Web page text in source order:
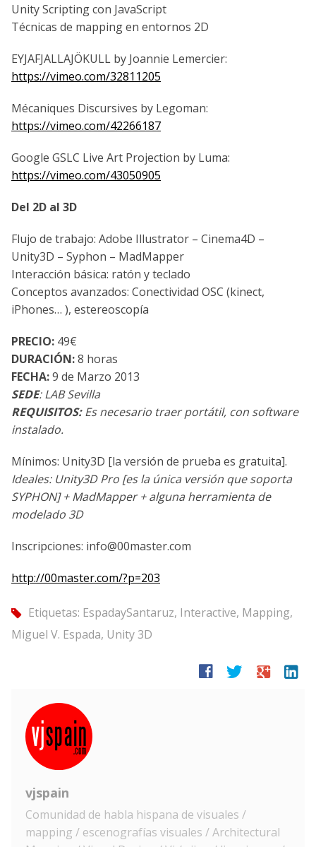
Unity Scripting con JavaScript
Técnicas de mapping en entornos 2D
EYJAFJALLAJÖKULL by Joannie Lemercier:
https://vimeo.com/32811205
Mécaniques Discursives by Legoman:
https://vimeo.com/42266187
Google GSLC Live Art Projection by Luma:
https://vimeo.com/43050905
Del 2D al 3D
Flujo de trabajo: Adobe Illustrator – Cinema4D –
Unity3D – Syphon – MadMapper
Interacción básica: ratón y teclado
Conceptos avanzados: Conectividad OSC (kinect,
iPhones… ), estereoscopía
PRECIO: 49€
DURACIÓN:8 horas
FECHA:9 de Marzo 2013
SEDE: LAB Sevilla
REQUISITOS:Es necesario traer portátil, con software
instalado.
Mínimos: Unity3D [la versión de prueba es gratuita].
Ideales: Unity3D Pro [es la única versión que soporta
SYPHON] + MadMapper + alguna herramienta de
modelado 3D
Inscripciones: info@00master.com
http://00master.com/?p=203
tag Etiquetas: EspadaySantaruz, Interactive, Mapping,
Miguel V. Espada, Unity 3D
facebook twitter google linkedin
vjspain
Comunidad de habla hispana de visuales /
mapping / escenografías visuales / Architectural